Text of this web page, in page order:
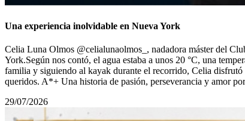
Una experiencia inolvidable en Nueva York
Celia Luna Olmos @celialunaolmos_, nadadora máster del
York.Según nos contó, el agua estaba a unos 20 °C, una
familia y siguiendo al kayak durante el recorrido, Celia disfrutó
queridos. A*+ Una historia de pasión, perseverancia y amor
29/07/2026